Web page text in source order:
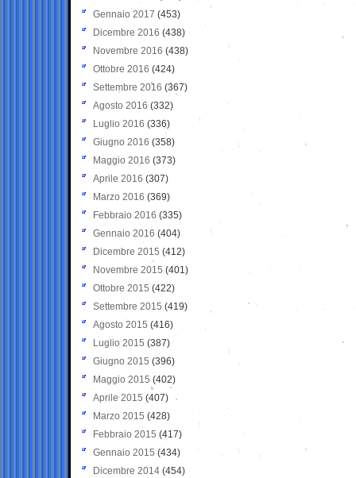
Gennaio 2017 (453)
Dicembre 2016 (438)
Novembre 2016 (438)
Ottobre 2016 (424)
Settembre 2016 (367)
Agosto 2016 (332)
Luglio 2016 (336)
Giugno 2016 (358)
Maggio 2016 (373)
Aprile 2016 (307)
Marzo 2016 (369)
Febbraio 2016 (335)
Gennaio 2016 (404)
Dicembre 2015 (412)
Novembre 2015 (401)
Ottobre 2015 (422)
Settembre 2015 (419)
Agosto 2015 (416)
Luglio 2015 (387)
Giugno 2015 (396)
Maggio 2015 (402)
Aprile 2015 (407)
Marzo 2015 (428)
Febbraio 2015 (417)
Gennaio 2015 (434)
Dicembre 2014 (454)